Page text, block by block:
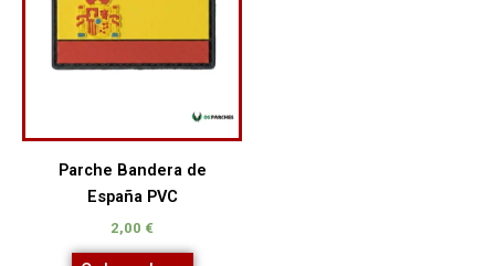
Parche Bandera de
España PVC
2,00 €